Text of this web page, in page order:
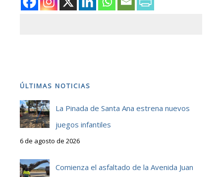
ÚLTIMAS NOTICIAS
La Pinada de Santa Ana estrena nuevos
juegos infantiles
6 de agosto de 2026
Comienza el asfaltado de la Avenida Juan